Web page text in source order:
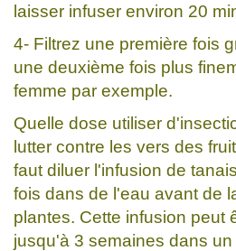
laisser infuser environ 20
4- Filtrez une première fois
une deuxième fois plus
femme par exemple.
Quelle dose utiliser
lutter contre les vers des
faut diluer l'infusion de
fois dans de l'eau avant de
plantes. Cette infusion peut
jusqu'à 3 semaines dans